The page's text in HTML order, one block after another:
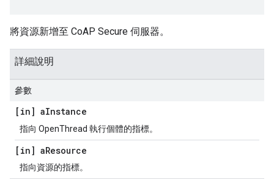
將資源新增至 CoAP Secure 伺服器。
詳細說明
參數
[in] aInstance
指向 OpenThread 執行個體的指標。
[in] aResource
指向資源的指標。